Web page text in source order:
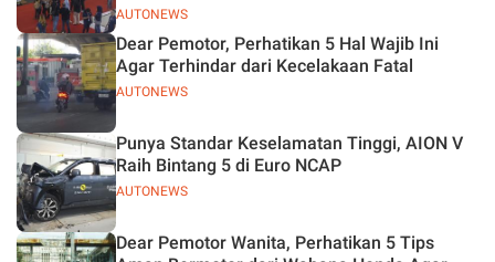
AUTONEWS
AUTONEWS
Dear Pemotor, Perhatikan 5 Hal Wajib Ini
Agar Terhindar dari Kecelakaan Fatal
AUTONEWS
Punya Standar Keselamatan Tinggi, AION V
Raih Bintang 5 di Euro NCAP
Dear Pemotor Wanita, Perhatikan 5 Tips